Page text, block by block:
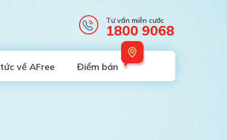
Tư vấn miễn cước
1800 9068
về AFree Điểm bán